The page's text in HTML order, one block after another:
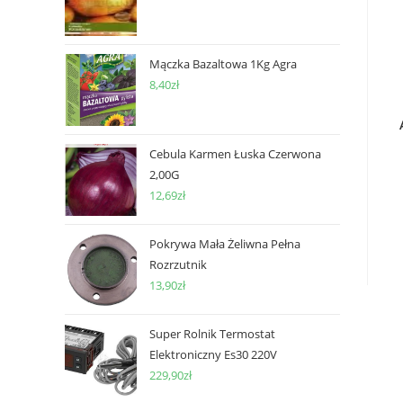
Mączka Bazaltowa 1Kg Agra
8,40zł
Cebula Karmen Łuska Czerwona
2,00G
12,69zł
Pokrywa Mała Żeliwna Pełna
Rozrzutnik
13,90zł
Super Rolnik Termostat
Elektroniczny Es30 220V
229,90zł